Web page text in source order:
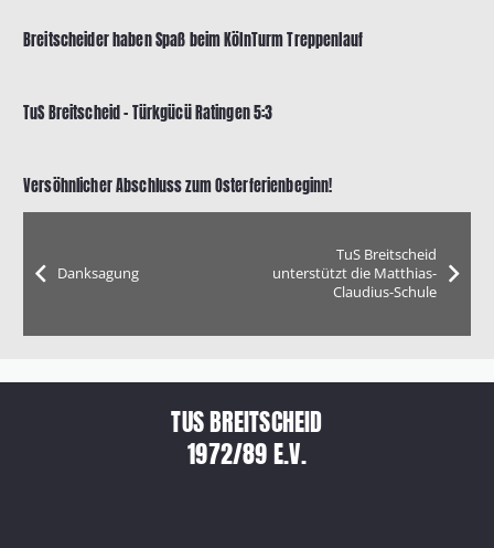
Breitscheider haben Spaß beim KölnTurm Treppenlauf
TuS Breitscheid – Türkgücü Ratingen 5:3
Versöhnlicher Abschluss zum Osterferienbeginn!
Danksagung
TuS Breitscheid
unterstützt die Matthias-
Claudius-Schule
TUS BREITSCHEID
1972/89 E.V.